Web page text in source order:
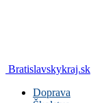
Bratislavskykraj.sk
Doprava